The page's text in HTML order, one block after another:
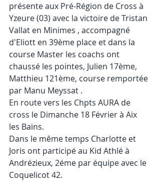
présente aux Pré-Région de Cross à
Yzeure (03) avec la victoire de Tristan
Vallat en Minimes , accompagné
d'Eliott en 39ème place et dans la
course Master les coachs ont
chaussé les pointes, Julien 17ème,
Matthieu 121ème, course remportée
par Manu Meyssat .
En route vers les Chpts AURA de
cross le Dimanche 18 Février à Aix
les Bains.
Dans le même temps Charlotte et
Joris ont participé au Kid Athlé à
Andrézieux, 2éme par équipe avec le
Coquelicot 42.